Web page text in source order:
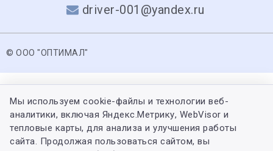
driver-001@yandex.ru
© ООО "ОПТИМАЛ"
Мы используем cookie-файлы и технологии веб-
аналитики, включая Яндекс.Метрику, WebVisor и
тепловые карты, для анализа и улучшения работы
сайта. Продолжая пользоваться сайтом, вы